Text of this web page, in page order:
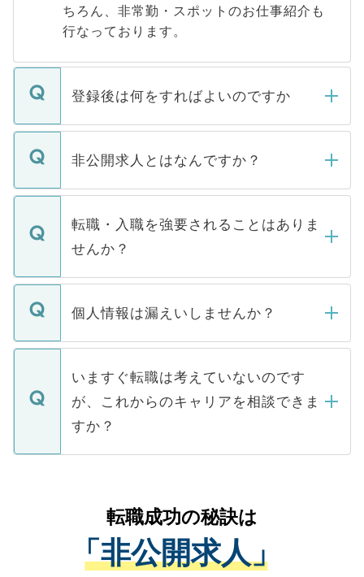
ちろん、非常勤・スポットのお仕事紹介も
行なっております。
登録後は何をすればよいのですか
ご登録いただきましたら、弊社担当者がご
登録内容を確認し、その後メールもしくは
ます。通常、5営業日以内にはご連絡をせて
いただきますので、しばらくお待ちくださ
非公開求人とはなんですか？
マイナビDOCTORで取り扱っている求人の
うち約3割は、Webサイトからご覧いただ
けない「非公開求人」です。非公開求人は
下記の理由によって、一般には公開してい
ません。
■応募殺到を避けるため 人気のある医療機
関を公にしてしまうと、応募が殺到する場
に、医療機関が求める条件に合った人材の
みを人材紹介会社に依頼するケースが増え
ています。
転職・入職を強要されることはありま
せんか？
転職・入職を強要することは一切ありませ
ん。また、仮に応募先から内定をいただい
定を承諾する必要はありません。内定先へ
の辞退の連絡はキャリアパートナーが行い
個人情報は漏えいしませんか？
個人情報が漏えいすることはありませんの
で、ご安心ください。当サイトからの登録
などで収集したご登録者様の個人情報は、
ご本人のキャリアアップおよび転職活動の
支援を目的に使用いたします。お預かりし
ているすべての個人データはご本人の許可
は、個人情報の取り扱いについての厳密な
管理基準を満たした事業者のみに付与され
る、プライバシーマークを取得済みです。
いますぐ転職は考えていないのです
が、これからのキャリアを相談できま
すか？
かがいして、現在の医療機関の状況や紹介
経験をまじえながら、適切なアドバイスを
させていただきます。すぐにご転職をされ
ない方には、長期的なサポートが可能です
転職成功の秘訣は
「非公開求人」